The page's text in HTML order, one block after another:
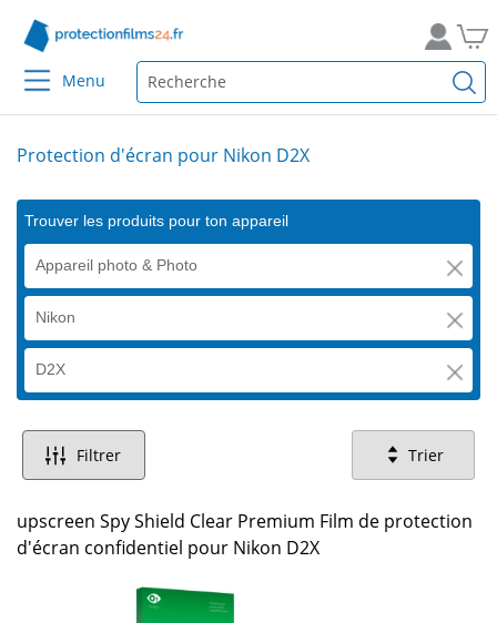
Menu
Protection d'écran pour Nikon D2X
Trouver les produits pour ton appareil
Appareil photo & Photo
Nikon
D2X
Filtrer Trier
upscreen Spy Shield Clear Premium Film de protection
d'écran confidentiel pour Nikon D2X